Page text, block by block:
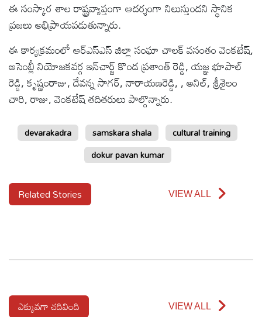
ఈ సంస్కార శాల రాష్ట్రవ్యాప్తంగా ఆదర్శంగా నిలుస్తుందని స్థానిక
ప్రజలు అభిప్రాయపడుతున్నారు.
ఈ కార్యక్రమంలో ఆర్ఎస్ఎస్ జిల్లా సంఘా చాలక్ వసంతం వెంకటేష్,
అసెంబ్లీ నియోజకవర్గ ఇన్‌చార్జ్ కొండ ప్రశాంత్ రెడ్డి, యజ్ఞ భూపాల్
రెడ్డి, కృష్ణంరాజు, దేవన్న సాగర్, నారాయణరెడ్డి, , అనిల్, శ్రీశైలం
చారి, రాజు, వెంకటేష్ తదితరులు పాల్గొన్నారు.
devarakadra samskara shala
cultural training
dokur pavan kumar
Related Stories VIEW ALL
ఎక్కువగా చదివింది VIEW ALL